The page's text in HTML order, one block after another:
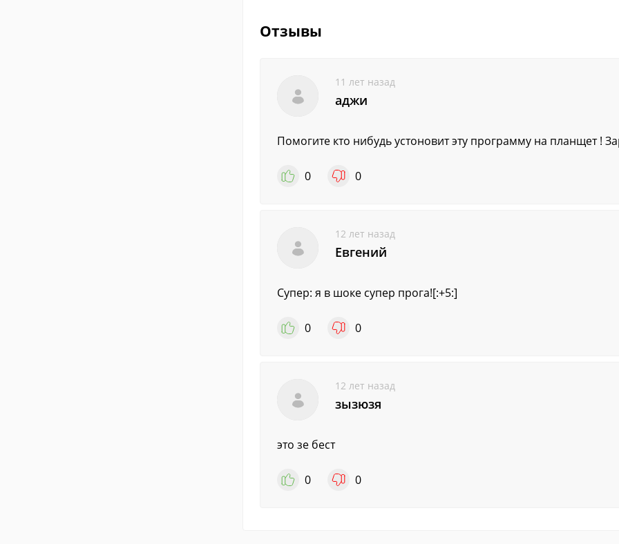
Отзывы
11 лет назад
аджи
Помогите кто нибудь устоновит эту программу на планщет !
0 0
12 лет назад
Евгений
Супер: я в шоке супер прога![:+5:]
0 0
12 лет назад
зызюзя
это зе бест
0 0